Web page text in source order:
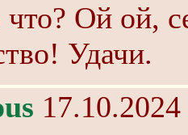
Ой ой,
Удачи.